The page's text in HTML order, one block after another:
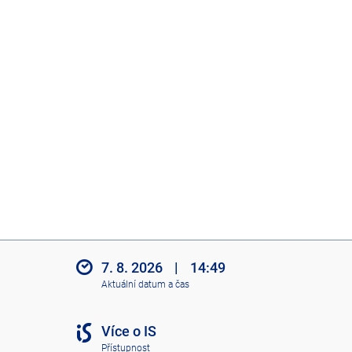
7. 8. 2026 | 14:49
Aktuální datum a čas
Více o IS
Přístupnost